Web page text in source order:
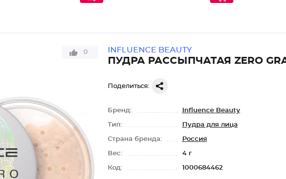
0 INFLUENCE BEAUTY
ПУДРА РАССЫПЧАТАЯ ZERO
Поделиться:
Бренд: Influence Beauty
Тип: Пудра для лица
Страна бренда: Россия
Вес: 4 г
Код: 1000684462